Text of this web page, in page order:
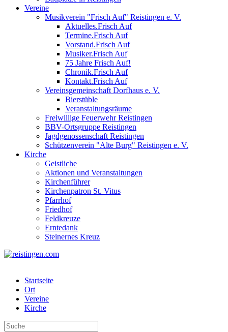
Vereine
Musikverein "Frisch Auf" Reistingen e. V.
Aktuelles.Frisch Auf
Termine.Frisch Auf
Vorstand.Frisch Auf
Musiker.Frisch Auf
75 Jahre Frisch Auf!
Chronik.Frisch Auf
Kontakt.Frisch Auf
Vereinsgemeinschaft Dorfhaus e. V.
Bierstüble
Veranstaltungsräume
Freiwillige Feuerwehr Reistingen
BBV-Ortsgruppe Reistingen
Jagdgenossenschaft Reistingen
Schützenverein "Alte Burg" Reistingen e. V.
Kirche
Geistliche
Aktionen und Veranstaltungen
Kirchenführer
Kirchenpatron St. Vitus
Pfarrhof
Friedhof
Feldkreuze
Erntedank
Steinernes Kreuz
Startseite
Ort
Vereine
Kirche